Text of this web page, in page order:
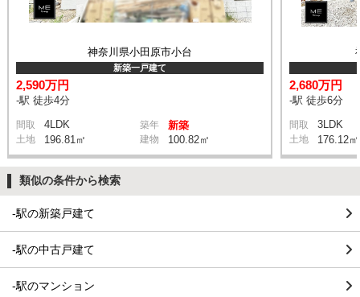
神奈川県小田原市小台
新築一戸建て
2,590万円
-駅 徒歩4分
間取 4LDK 築年 新築
土地 196.81㎡ 建物 100.82㎡
2,680万円
-駅 徒歩6分
間取 3LDK
土地 176.12㎡
類似の条件から検索
-駅の新築戸建て
-駅の中古戸建て
-駅のマンション